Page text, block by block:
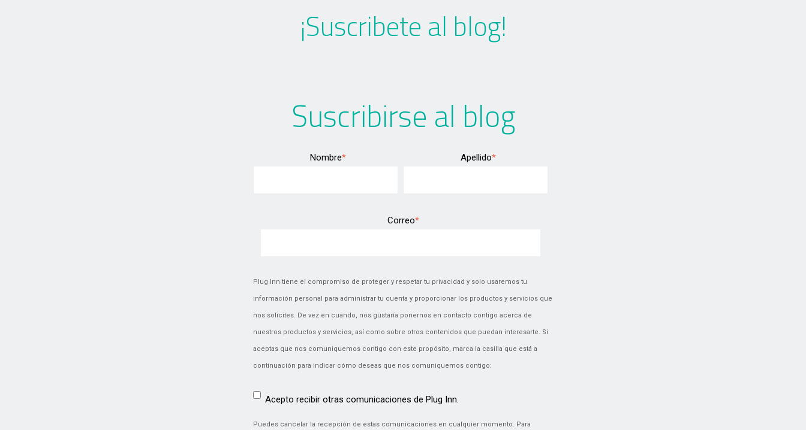
¡Suscribete al blog!
Suscribirse al blog
Nombre* Apellido*
Correo*
Plug Inn tiene el compromiso de proteger y respetar tu privacidad y solo usaremos tu
información personal para administrar tu cuenta y proporcionar los productos y servicios que
nos solicites. De vez en cuando, nos gustaría ponernos en contacto contigo acerca de
nuestros productos y servicios, así como sobre otros contenidos que puedan interesarte. Si
aceptas que nos comuniquemos contigo con este propósito, marca la casilla que está a
continuación para indicar cómo deseas que nos comuniquemos contigo:
Acepto recibir otras comunicaciones de Plug Inn.
Puedes cancelar la recepción de estas comunicaciones en cualquier momento. Para